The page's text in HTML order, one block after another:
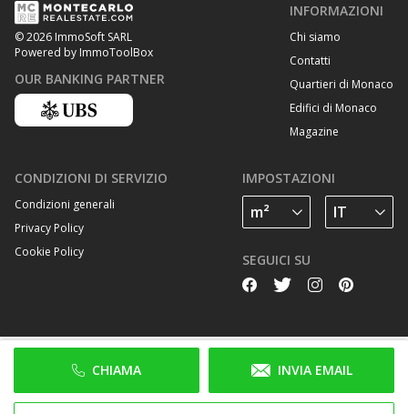
CHIAMA INVIA EMAIL
© 2026 ImmoSoft SARL
Powered by ImmoToolBox
OUR BANKING PARTNER
INFORMAZIONI
Chi siamo
Contatti
Quartieri di Monaco
Edifici di Monaco
Magazine
CONDIZIONI DI SERVIZIO
Condizioni generali
Privacy Policy
Cookie Policy
IMPOSTAZIONI
SEGUICI SU